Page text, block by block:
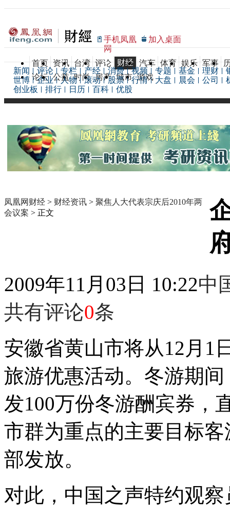
手机凤凰
网
加入桌面
首页 资讯 台湾 评论 财经 汽车 体育 娱乐 军事
论坛 公益 时尚 房产 城市 游戏
新闻 评论 专栏 产经 消费 视频 专题 基金 理财
世博
企业 人物 滚动 股票 行情 大盘 晨会 公司
创业板
排行 日历 百科 优股
凤凰网财经 > 财经资讯 > 聚焦人大代表宗庆后2010年两
会议案 > 正文
2009年11月03日 10:22中
共有评论0条
安徽省黄山市将从12月1
旅游优惠活动。冬游期
发100万份冬游酬宾券，
市群为重点的主要目标
部发放。
对此，中国之声特约观